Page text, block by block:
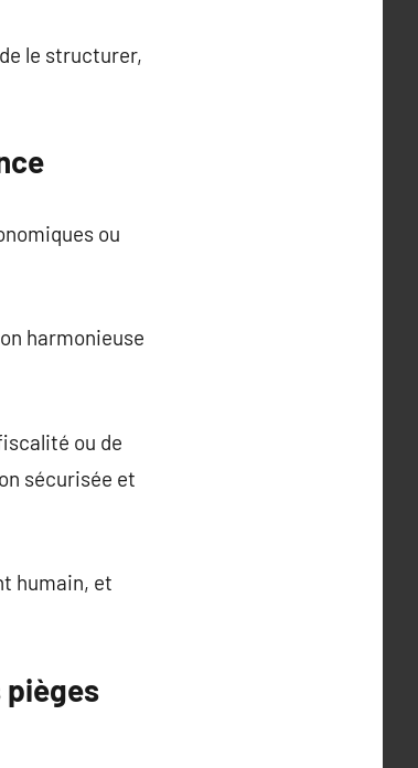
le structurer,
ou
harmonieuse
ou de
sécurisée et
humain, et